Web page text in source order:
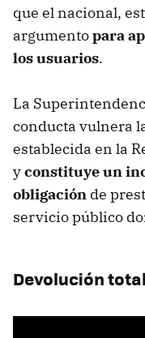
que el nacional,
argumentopara
los usuarios.
La
conducta vulnera
establecida en la
yconstituye un
obligación de
servicio público
Devolución